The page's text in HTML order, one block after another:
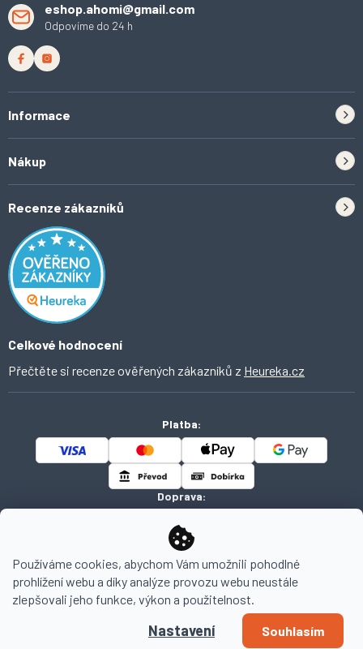
Používáme cookies, abychom Vám umožnili pohodlné
prohlížení webu a díky analýze provozu webu neustále
zlepšovali jeho funkce, výkon a použitelnost.
Nastavení Souhlasím
eshop.ahomi@gmail.com
Odpovíme do 24 h
Informace
Tipy do kuchyně
Inspirace a trendy
Domácí vychytávky
O Ahomi
Nákup
Odstoupení od smlouvy
Obchodní podmínky
Ochrana osobních údajů
Recenze zákazníků
Celkové hodnocení
Přečtěte si recenze ověřených zákazníků z Heureka.cz
Platba:
Doprava:
Vytvořil Shoptet
Copyright 2026AHOMI. Všechna práva vyhrazena.